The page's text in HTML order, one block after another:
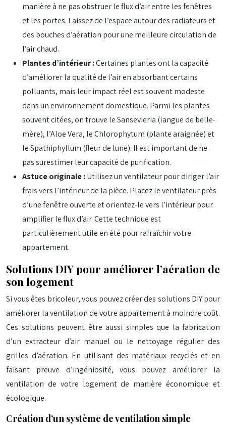
manière à ne pas obstruer le flux d’air entre les fenêtres
et les portes. Laissez de l’espace autour des radiateurs et
des bouches d’aération pour une meilleure circulation de
l’air chaud.
Plantes d’intérieur :Certaines plantes ont la capacité
d’améliorer la qualité de l’air en absorbant certains
polluants, mais leur impact réel est souvent modeste
dans un environnement domestique. Parmi les plantes
souvent citées, on trouve le Sansevieria (langue de belle-
mère), l’Aloe Vera, le Chlorophytum (plante araignée) et
le Spathiphyllum (fleur de lune). Il est important de ne
pas surestimer leur capacité de purification.
Astuce originale :Utilisez un ventilateur pour diriger l’air
frais vers l’intérieur de la pièce. Placez le ventilateur près
d’une fenêtre ouverte et orientez-le vers l’intérieur pour
amplifier le flux d’air. Cette technique est
particulièrement utile en été pour rafraîchir votre
appartement.
Solutions DIY pour améliorer l’aération de
son logement
Si vous êtes bricoleur, vous pouvez créer des solutions DIY pour
améliorer la ventilation de votre appartement à moindre coût.
Ces solutions peuvent être aussi simples que la fabrication
d’un extracteur d’air manuel ou le nettoyage régulier des
grilles d’aération. En utilisant des matériaux recyclés et en
faisant preuve d’ingéniosité, vous pouvez améliorer la
ventilation de votre logement de manière économique et
écologique.
Création d’un système de ventilation simple